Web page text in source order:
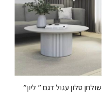
שולחן סלון עגול דגם ” ליון”